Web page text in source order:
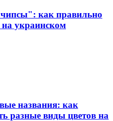
как правильно
на украинском
названия: как
разные виды цветов на